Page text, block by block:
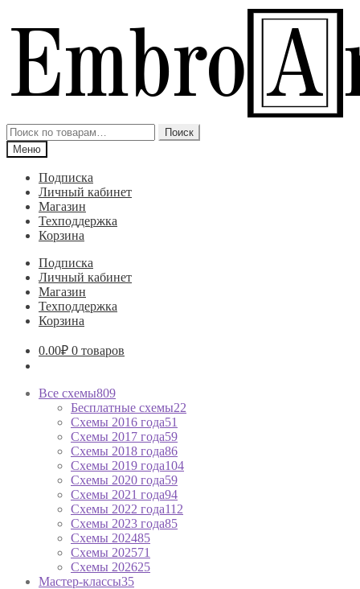
к
навигации
к
содержимому
Искать:
Поиск
Меню
Подписка
Личный кабинет
Магазин
Техподдержка
Корзина
Подписка
Личный кабинет
Магазин
Техподдержка
Корзина
0.00₽ 0 товаров
Все схемы809
Бесплатные схемы22
Схемы 2016 года51
Схемы 2017 года59
Схемы 2018 года86
Схемы 2019 года104
Схемы 2020 года59
Схемы 2021 года94
Схемы 2022 года112
Схемы 2023 года85
Схемы 202485
Схемы 202571
Схемы 202625
Мастер-классы35